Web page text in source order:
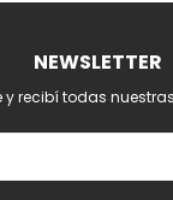
NEWSLETTER
y recibí todas